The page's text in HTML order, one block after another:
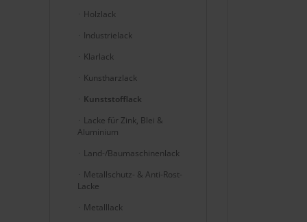
Holzlack
Industrielack
Klarlack
Kunstharzlack
Kunststofflack
Lacke für Zink, Blei &
Aluminium
Land-/Baumaschinenlack
Metallschutz- & Anti-Rost-
Lacke
Metalllack